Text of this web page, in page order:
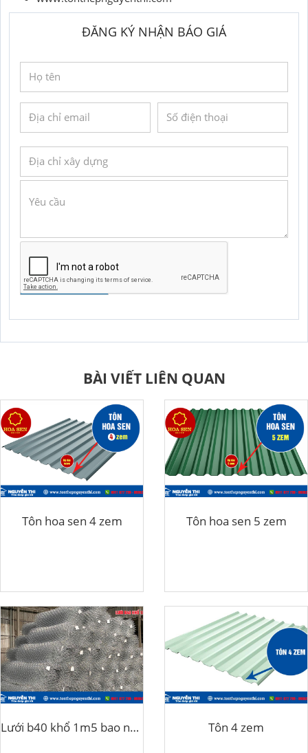
ĐĂNG KÝ NHẬN BÁO GIÁ
GỬI YÊU CẦU
BÀI VIẾT LIÊN QUAN
Tôn hoa sen 4 zem Tôn hoa sen 5 zem
Lưới b40 khổ 1m5 bao nhiêu kg Tôn 4 zem